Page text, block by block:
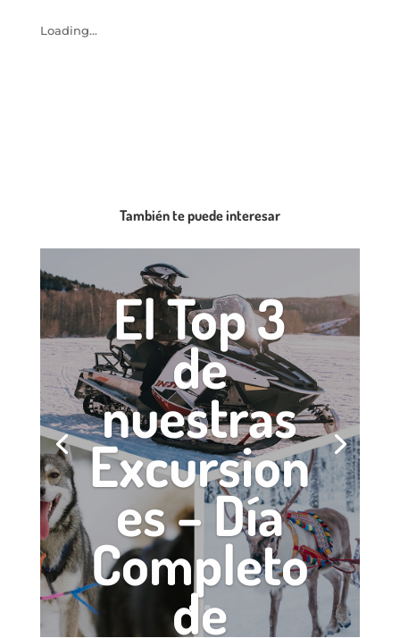
Loading...
También te puede interesar
El Top 3
de
nuestras
Excursion
es – Día
Completo
de